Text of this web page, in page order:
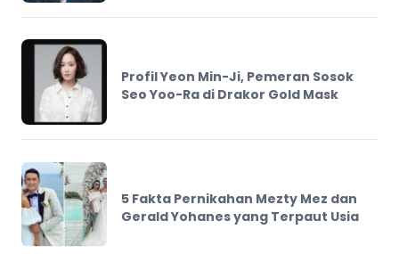
Profil Yeon Min-Ji, Pemeran Sosok
Seo Yoo-Ra di Drakor Gold Mask
5 Fakta Pernikahan Mezty Mez dan
Gerald Yohanes yang Terpaut Usia